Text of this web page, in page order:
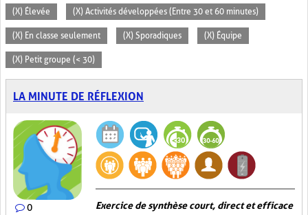
(X) Élevée (X) Activités développées (Entre 30 et 60 minutes)
(X) En classe seulement (X) Sporadiques (X) Équipe
(X) Petit groupe (< 30)
LA MINUTE DE RÉFLEXION
0 Exercice de synthèse court, direct et efficace